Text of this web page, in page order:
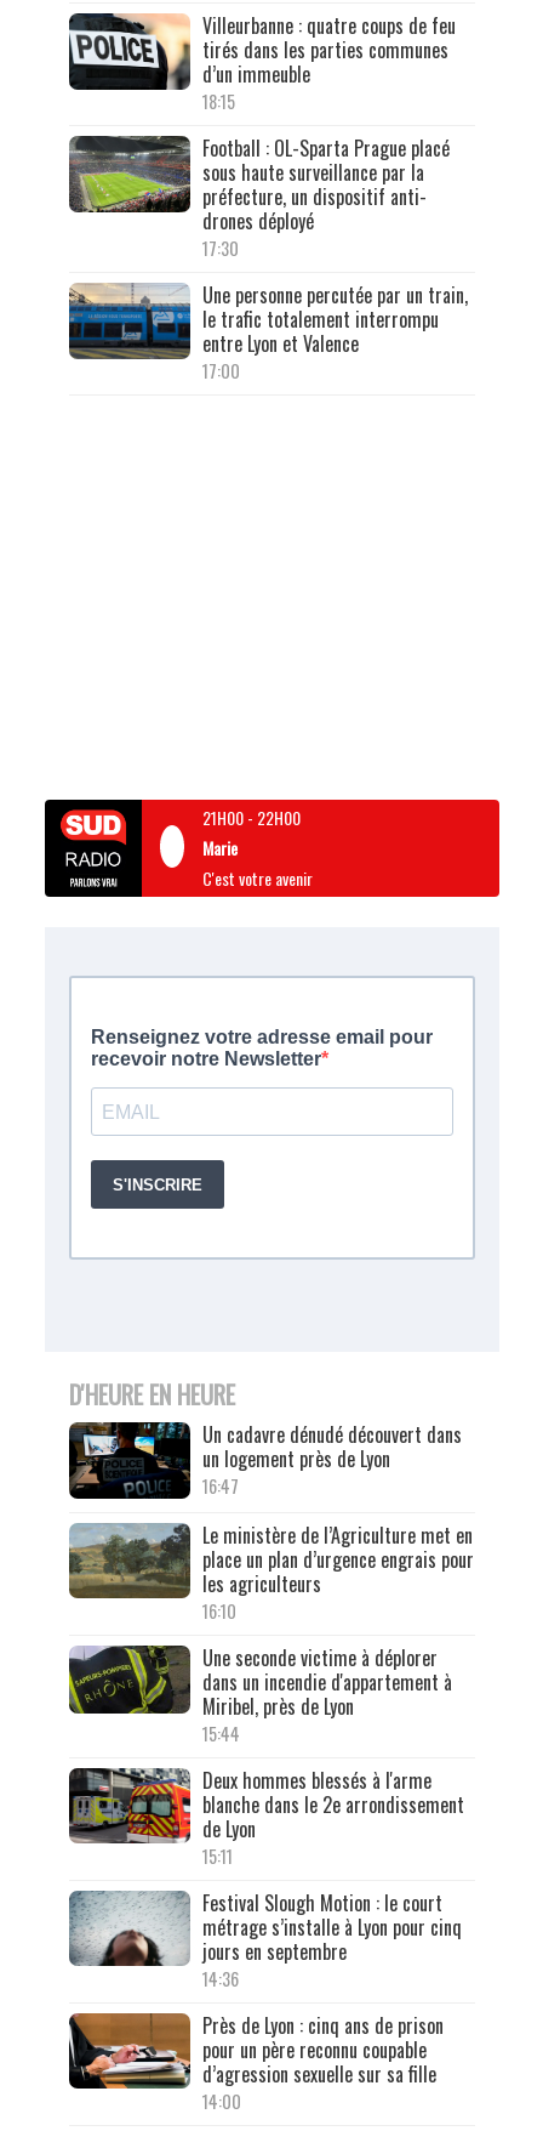
Villeurbanne : quatre coups de feu
tirés dans les parties communes
d’un immeuble
18:15
Football : OL-Sparta Prague placé
sous haute surveillance par la
préfecture, un dispositif anti-
drones déployé
17:30
Une personne percutée par un train,
le trafic totalement interrompu
entre Lyon et Valence
17:00
21H00- 22H00
Marie
C'est votre avenir
D'HEURE EN HEURE
Un cadavre dénudé découvert dans
un logement près de Lyon
16:47
Le ministère de l’Agriculture met en
place un plan d’urgence engrais pour
les agriculteurs
16:10
Une seconde victime à déplorer
dans un incendie d'appartement à
Miribel, près de Lyon
15:44
Deux hommes blessés à l'arme
blanche dans le 2e arrondissement
de Lyon
15:11
Festival Slough Motion : le court
métrage s’installe à Lyon pour cinq
jours en septembre
14:36
Près de Lyon : cinq ans de prison
pour un père reconnu coupable
d’agression sexuelle sur sa fille
14:00